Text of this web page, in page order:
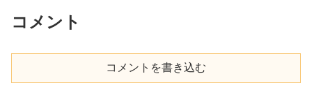
コメント
コメントを書き込む